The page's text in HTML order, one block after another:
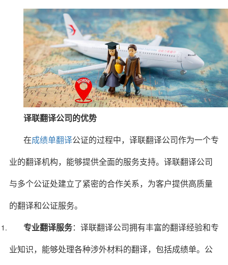
译联翻译公司的优势
在成绩单翻译公证的过程中，译联翻译公司作为一个专
业的翻译机构，能够提供全面的服务支持。译联翻译公司
与多个公证处建立了紧密的合作关系，为客户提供高质量
的翻译和公证服务。
专业翻译服务：译联翻译公司拥有丰富的翻译经验和专
业知识，能够处理各种涉外材料的翻译，包括成绩单。公